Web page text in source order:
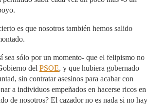
es que nosotros también hemos salido
sea sólo por un momento- que el felipismo no
del PSOE, y que hubiera gobernado
sin contratar asesinos para acabar con
a individuos empeñados en hacerse ricos en
de nosotros? El cazador no es nada si no hay